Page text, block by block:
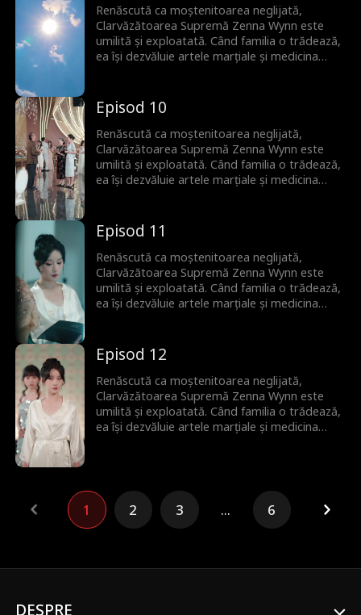
Renăscută ca moștenitoarea neglijată,
Clarvăzătoarea Supremă Zenna Wynn este
umilită și exploatată. Când familia o trădează,
ea își dezvăluie artele marțiale și medicina
Episod 10
Renăscută ca moștenitoarea neglijată,
Clarvăzătoarea Supremă Zenna Wynn este
umilită și exploatată. Când familia o trădează,
ea își dezvăluie artele marțiale și medicina
Episod 11
Renăscută ca moștenitoarea neglijată,
Clarvăzătoarea Supremă Zenna Wynn este
umilită și exploatată. Când familia o trădează,
ea își dezvăluie artele marțiale și medicina
Episod 12
Renăscută ca moștenitoarea neglijată,
Clarvăzătoarea Supremă Zenna Wynn este
umilită și exploatată. Când familia o trădează,
ea își dezvăluie artele marțiale și medicina
1 2 3 ... 6
DESPRE